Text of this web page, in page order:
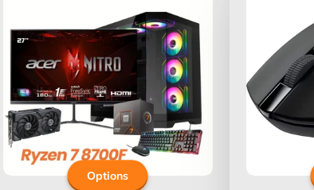
Options